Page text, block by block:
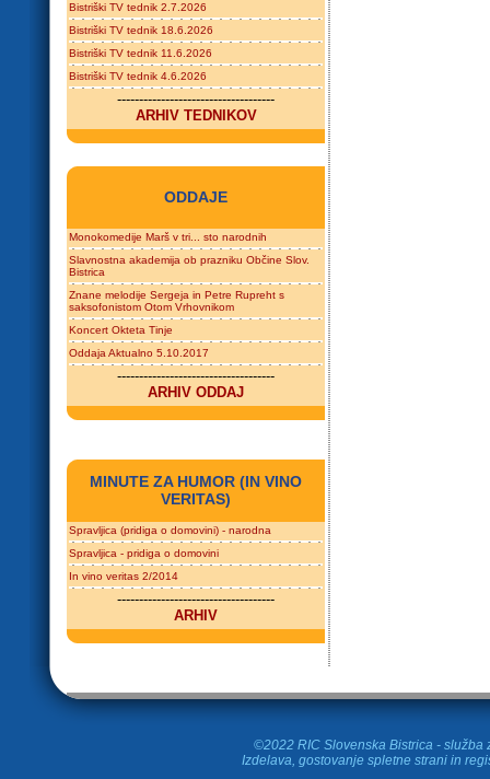
Bistriški TV tednik 2.7.2026
Bistriški TV tednik 18.6.2026
Bistriški TV tednik 11.6.2026
Bistriški TV tednik 4.6.2026
------------------------------------
ARHIV TEDNIKOV
ODDAJE
Monokomedije Marš v tri... sto narodnih
Slavnostna akademija ob prazniku Občine Slov.
Bistrica
Znane melodije Sergeja in Petre Rupreht s
saksofonistom Otom Vrhovnikom
Koncert Okteta Tinje
Oddaja Aktualno 5.10.2017
------------------------------------
ARHIV ODDAJ
MINUTE ZA HUMOR (IN VINO
VERITAS)
Spravljica (pridiga o domovini) - narodna
Spravljica - pridiga o domovini
In vino veritas 2/2014
------------------------------------
ARHIV
©2022 RIC Slovenska Bistrica - služba
Izdelava, gostovanje spletne strani in